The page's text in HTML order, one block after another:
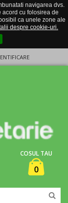
navigarea dvs.
acord cu folosirea de
ca unele zone ale
despre cookie-uri.
COSUL TAU
0